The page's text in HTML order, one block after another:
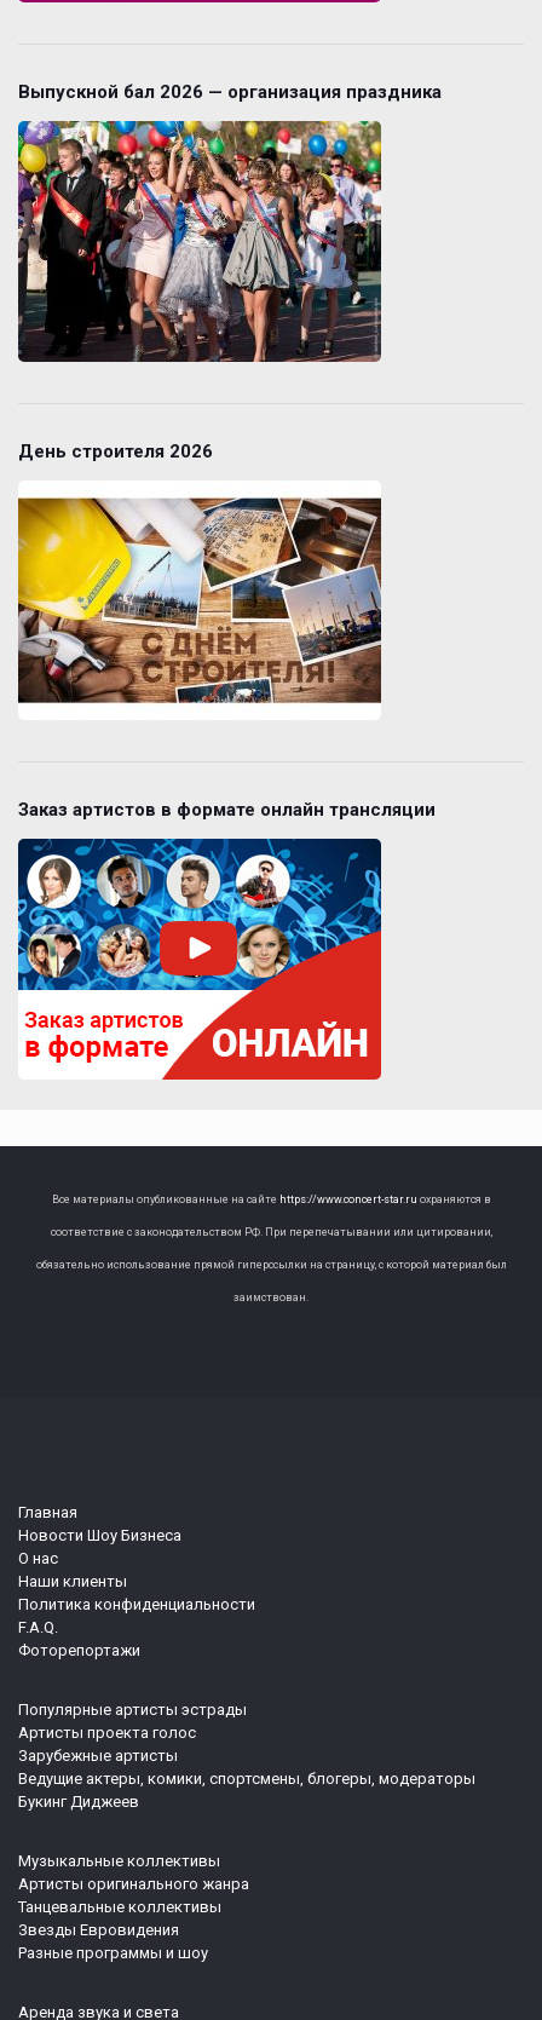
Выпускной бал 2026 — организация праздника
День строителя 2026
Заказ артистов в формате онлайн трансляции
Все материалы опубликованные на сайте https://www.concert-star.ru охраняются в
соответствие с законодательством РФ. При перепечатывании или цитировании,
обязательно использование прямой гиперссылки на страницу, с которой материал был
заимствован.
Главная
Новости Шоу Бизнеса
О нас
Наши клиенты
Политика конфиденциальности
F.A.Q.
Фоторепортажи
Популярные артисты эстрады
Артисты проекта голос
Зарубежные артисты
Ведущие актеры, комики, спортсмены, блогеры, модераторы
Букинг Диджеев
Музыкальные коллективы
Артисты оригинального жанра
Танцевальные коллективы
Звезды Евровидения
Разные программы и шоу
Аренда звука и света